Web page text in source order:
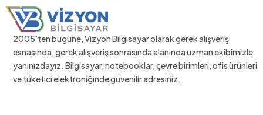
2005'ten bugüne, Vizyon Bilgisayar olarak gerek alışveriş
esnasında, gerek alışveriş sonrasında alanında uzman ekibimizle
yanınızdayız. Bilgisayar, notebooklar, çevre birimleri, ofis ürünleri
ve tüketici elektroniğinde güvenilir adresiniz.